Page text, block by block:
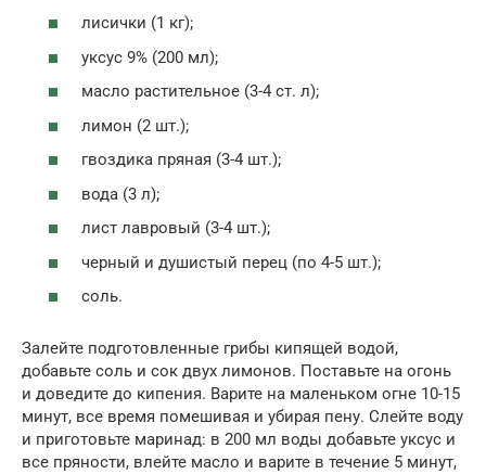
лисички (1 кг);
уксус 9% (200 мл);
масло растительное (3-4 ст. л);
лимон (2 шт.);
гвоздика пряная (3-4 шт.);
вода (3 л);
лист лавровый (3-4 шт.);
черный и душистый перец (по 4-5 шт.);
соль.
Залейте подготовленные грибы кипящей водой,
добавьте соль и сок двух лимонов. Поставьте на огонь
и доведите до кипения. Варите на маленьком огне 10-15
минут, все время помешивая и убирая пену. Слейте воду
и приготовьте маринад: в 200 мл воды добавьте уксус и
все пряности, влейте масло и варите в течение 5 минут,